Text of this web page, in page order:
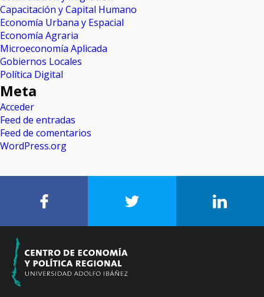
Capacitación y Capital Humano
Economía Urbana y Espacial
Economía Agraria
Microeconomía Aplicada
Gobiernos Locales
Política Digital
Meta
Acceder
Feed de entradas
Feed de comentarios
WordPress.org